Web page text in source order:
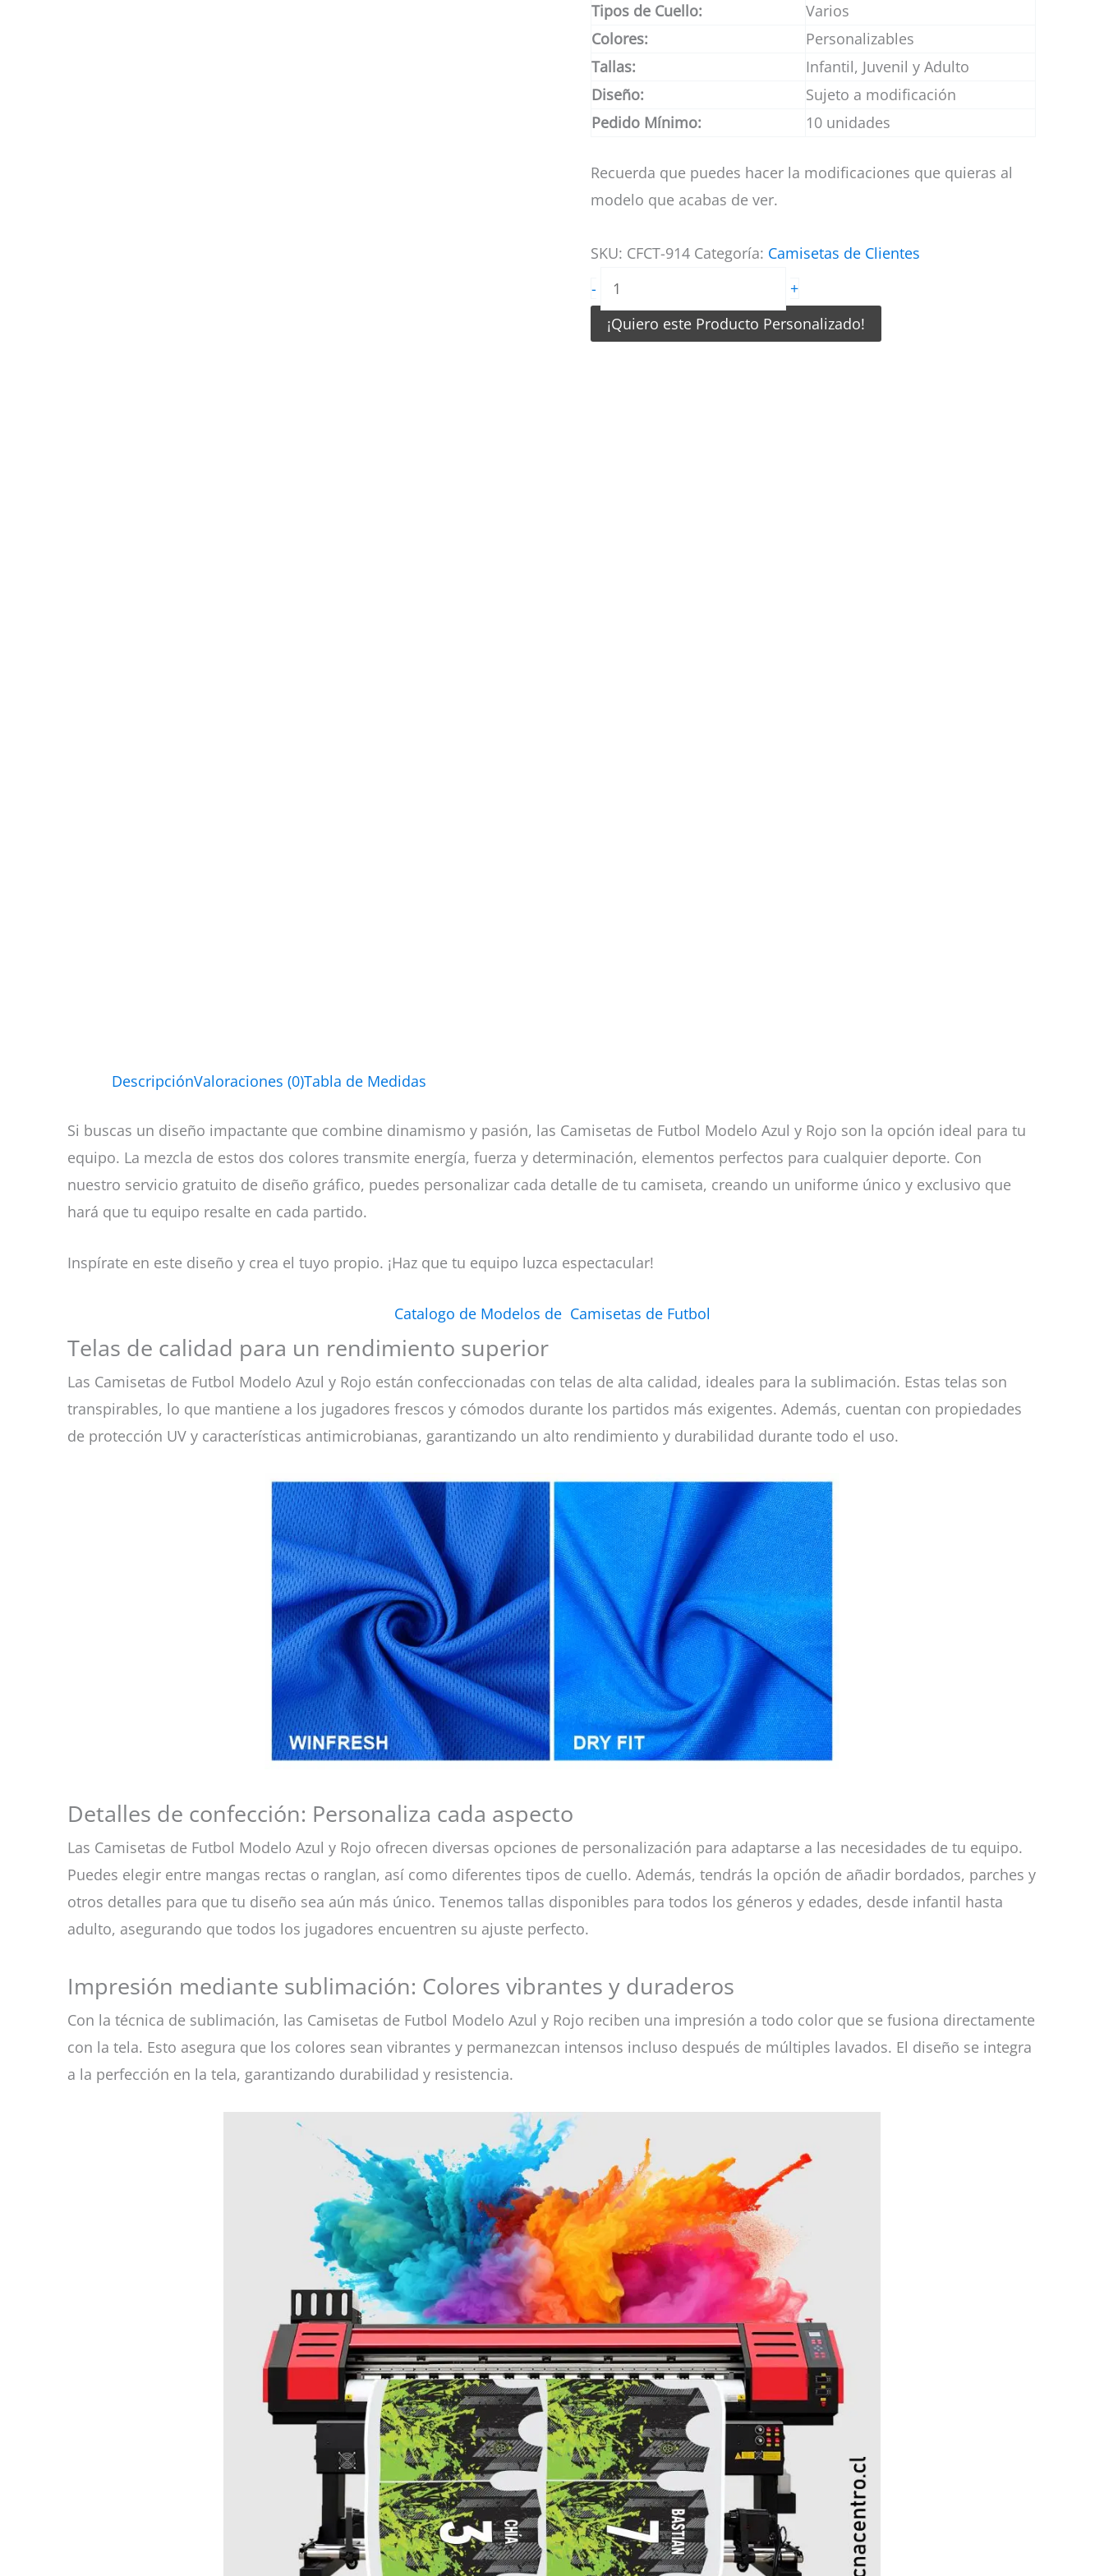
Tipos de Cuello:
Varios
Colores:
Personalizables
Tallas:
Infantil, Juvenil y Adulto
Diseño:
Sujeto a modificación
Pedido Mínimo:
10 unidades
Recuerda que puedes hacer la modificaciones que quieras al
modelo que acabas de ver.
SKU: CFCT-914 Categoría: Camisetas de Clientes
-
Camisetas
de
Futbol
+
¡Quiero este Producto Personalizado!
DescripciónValoraciones (0)Tabla de Medidas
Si buscas un diseño impactante que combine dinamismo y pasión, las Camisetas de Futbol Modelo Azul y Rojo son la opción ideal para tu
equipo. La mezcla de estos dos colores transmite energía, fuerza y determinación, elementos perfectos para cualquier deporte. Con
nuestro servicio gratuito de diseño gráfico, puedes personalizar cada detalle de tu camiseta, creando un uniforme único y exclusivo que
hará que tu equipo resalte en cada partido.
Inspírate en este diseño y crea el tuyo propio. ¡Haz que tu equipo luzca espectacular!
Catalogo de Modelos de Camisetas de Futbol
Telas de calidad para un rendimiento superior
Las Camisetas de Futbol Modelo Azul y Rojo están confeccionadas con telas de alta calidad, ideales para la sublimación. Estas telas son
transpirables, lo que mantiene a los jugadores frescos y cómodos durante los partidos más exigentes. Además, cuentan con propiedades
de protección UV y características antimicrobianas, garantizando un alto rendimiento y durabilidad durante todo el uso.
Detalles de confección: Personaliza cada aspecto
Las Camisetas de Futbol Modelo Azul y Rojo ofrecen diversas opciones de personalización para adaptarse a las necesidades de tu equipo.
Puedes elegir entre mangas rectas o ranglan, así como diferentes tipos de cuello. Además, tendrás la opción de añadir bordados, parches y
otros detalles para que tu diseño sea aún más único. Tenemos tallas disponibles para todos los géneros y edades, desde infantil hasta
adulto, asegurando que todos los jugadores encuentren su ajuste perfecto.
Impresión mediante sublimación: Colores vibrantes y duraderos
Con la técnica de sublimación, las Camisetas de Futbol Modelo Azul y Rojo reciben una impresión a todo color que se fusiona directamente
con la tela. Esto asegura que los colores sean vibrantes y permanezcan intensos incluso después de múltiples lavados. El diseño se integra
a la perfección en la tela, garantizando durabilidad y resistencia.